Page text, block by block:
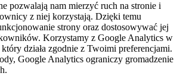
pozwalają nam mierzyć ruch na stronie i
z niej korzystają. Dzięki temu
strony oraz dostosowywać jej
Korzystamy z Google Analytics w
działa zgodnie z Twoimi preferencjami.
Google Analytics ograniczy gromadzenie